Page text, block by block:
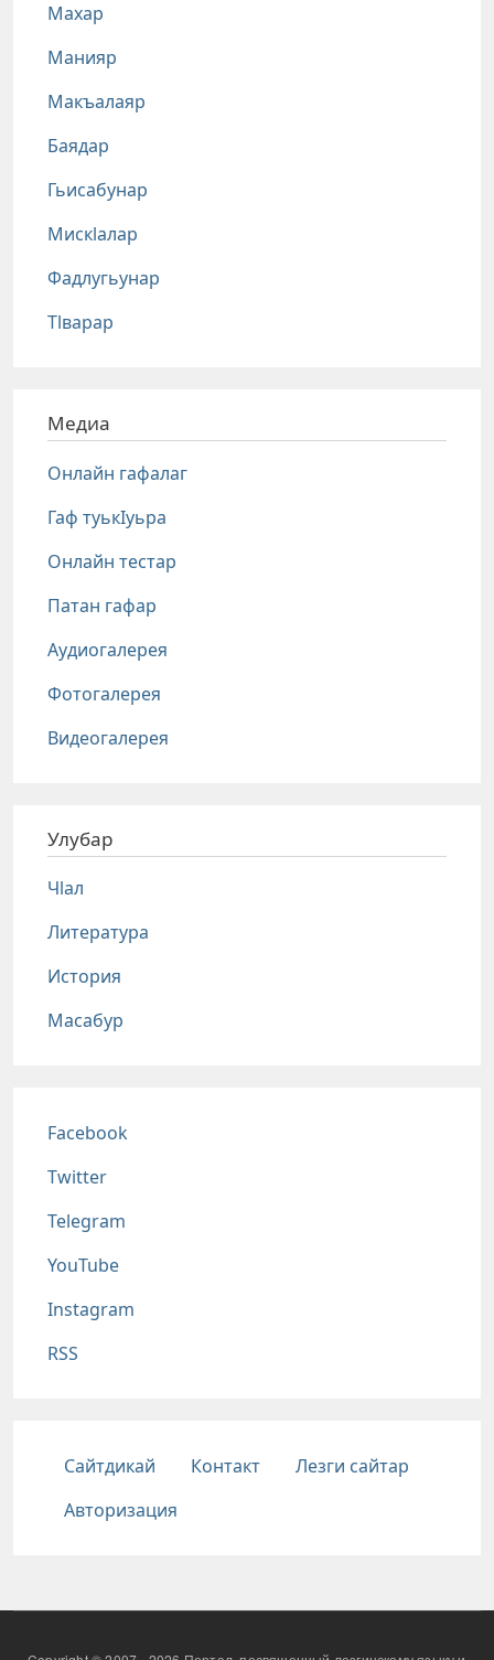
Махар
Манияр
Макъалаяр
Баядар
Гьисабунар
Мискlалар
Фадлугьунар
Тlварар
Медиа
Онлайн гафалаг
Гаф туькIуьра
Онлайн тестар
Патан гафар
Аудиогалерея
Фотогалерея
Видеогалерея
Улубар
Чlал
Литература
История
Масабур
Соц сети
Facebook
Twitter
Telegram
YouTube
Instagram
RSS
Подвал
Сайтдикай Контакт
Лезги сайтар
Авторизация